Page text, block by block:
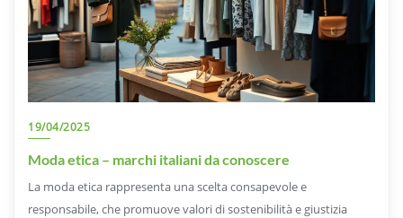
19/04/2025
Moda etica – marchi italiani da conoscere
La moda etica rappresenta una scelta consapevole e
responsabile, che promuove valori di sostenibilità e giustizia